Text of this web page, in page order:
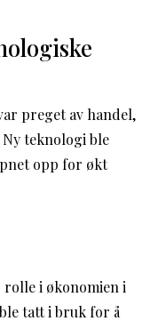
preget av handel,
teknologi ble
opp for økt
i økonomien i
tatt i bruk for å